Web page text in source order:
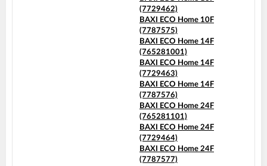
(7729462)
BAXI ECO Home 10F
(7787575)
BAXI ECO Home 14F
(765281001)
BAXI ECO Home 14F
(7729463)
BAXI ECO Home 14F
(7787576)
BAXI ECO Home 24F
(765281101)
BAXI ECO Home 24F
(7729464)
BAXI ECO Home 24F
(7787577)